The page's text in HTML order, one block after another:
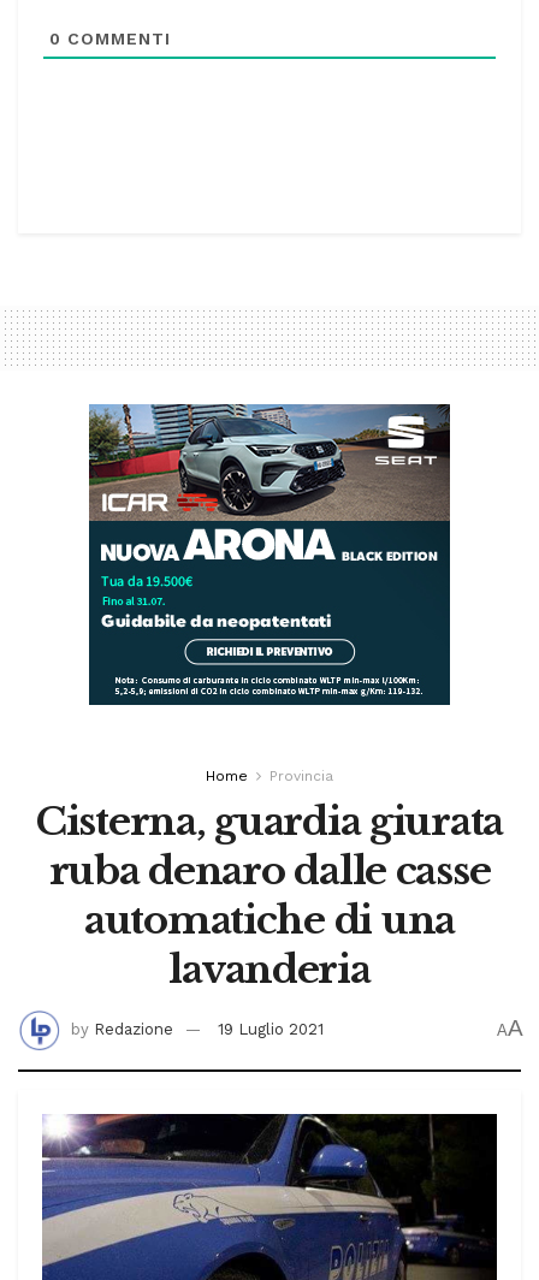
0 COMMENTI
Home Provincia
Cisterna, guardia giurata
ruba denaro dalle casse
automatiche di una
lavanderia
by Redazione 19 Luglio 2021 AA